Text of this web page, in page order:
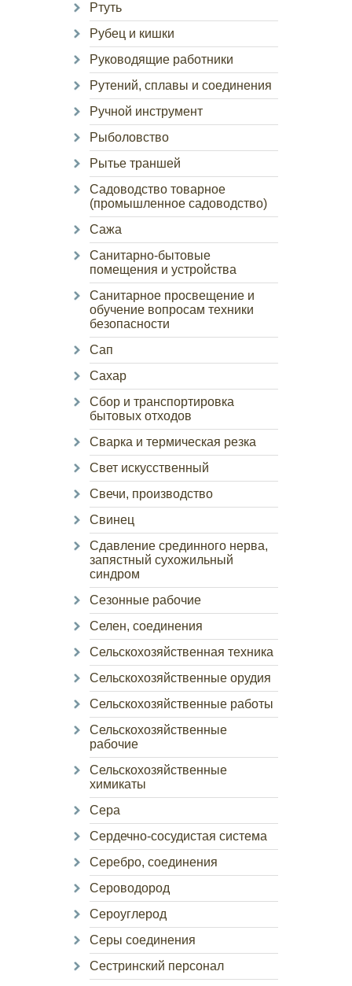
Ртуть
Рубец и кишки
Руководящие работники
Рутений, сплавы и соединения
Ручной инструмент
Рыболовство
Рытье траншей
Садоводство товарное
(промышленное садоводство)
Сажа
Санитарно-бытовые
помещения и устройства
Санитарное просвещение и
обучение вопросам техники
безопасности
Сап
Сахар
Сбор и транспортировка
бытовых отходов
Сварка и термическая резка
Свет искусственный
Свечи, производство
Свинец
Сдавление срединного нерва,
запястный сухожильный
синдром
Сезонные рабочие
Селен, соединения
Сельскохозяйственная техника
Сельскохозяйственные орудия
Сельскохозяйственные работы
Сельскохозяйственные
рабочие
Сельскохозяйственные
химикаты
Сера
Сердечно-сосудистая система
Серебро, соединения
Сероводород
Сероуглерод
Серы соединения
Сестринский персонал